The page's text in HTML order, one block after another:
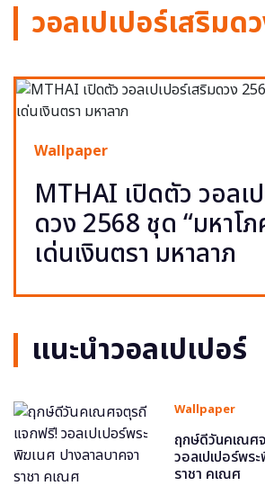
วอลเปเปอร์เสริมด
Wallpaper
MTHAI เปิดตัว วอลเ
ดวง 2568 ชุด “มหาโ
เด่นเงินตรา มหาลาภ
แนะนำวอลเปเปอร์
Wallpaper
ฤกษ์ดีวันคเณศ
วอลเปเปอร์พร
ราชา คเณศ